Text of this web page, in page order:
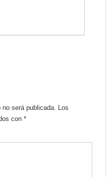
será publicada.
Los
con *